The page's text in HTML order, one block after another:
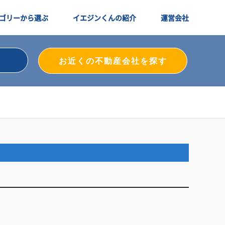
リーから選ぶ イエジンくんの紹介 運営会社
お近くの不動産会社を探す